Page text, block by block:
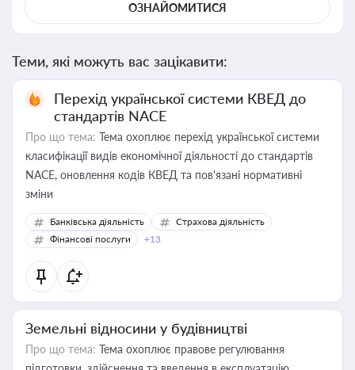
ОЗНАЙОМИТИСЯ
Теми, які можуть вас зацікавити:
Перехід української системи КВЕД до
стандартів NACE
Про що тема: Тема охоплює перехід української системи
класифікації видів економічної діяльності до стандартів
NACE, оновлення кодів КВЕД та пов'язані нормативні
зміни
Банківська діяльність
Страхова діяльність
Фінансові послуги
+13
Земельні відносини у будівництві
Про що тема: Тема охоплює правове регулювання